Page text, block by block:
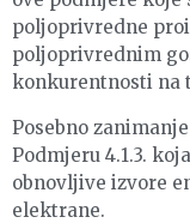
poljoprivredne
poljoprivrednim
konkurentnosti na
Posebno
Podmjeru 4.1.3.
obnovljive izvore
elektrane.